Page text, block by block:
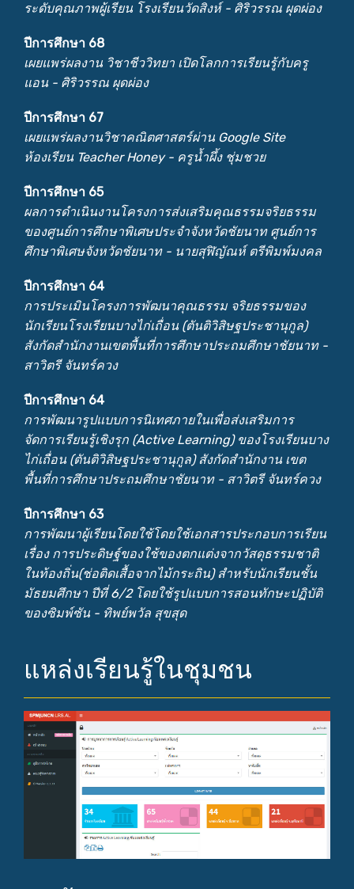
ระดับคุณภาพผู้เรียน โรงเรียนวัดสิงห์ - ศิริวรรณ ผุดผ่อง
ปีการศึกษา 68
เผยแพร่ผลงาน วิชาชีววิทยา เปิดโลกการเรียนรู้กับครู
แอน - ศิริวรรณ ผุดผ่อง
ปีการศึกษา 67
เผยแพร่ผลงานวิชาคณิตศาสตร์ผ่าน Google Site
ห้องเรียน Teacher Honey - ครูน้ำผึ้ง ชุ่มชวย
ปีการศึกษา 65
ผลการดำเนินงานโครงการส่งเสริมคุณธรรมจริยธรรม
ของศูนย์การศึกษาพิเศษประจำจังหวัดชัยนาท ศูนย์การ
ศึกษาพิเศษจังหวัดชัยนาท - นายสุฬิญัณห์ ตรีพิมพ์มงคล
ปีการศึกษา 64
การประเมินโครงการพัฒนาคุณธรรม จริยธรรมของ
นักเรียนโรงเรียนบางไก่เถื่อน (ตันติวิสิษฐประชานุกูล)
สังกัดสำนักงานเขตพื้นที่การศึกษาประถมศึกษาชัยนาท -
สาวิตรี จันทร์ควง
ปีการศึกษา 64
การพัฒนารูปแบบการนิเทศภายในเพื่อส่งเสริมการ
จัดการเรียนรู้เชิงรุก (Active Learning) ของโรงเรียนบาง
ไก่เถื่อน (ตันติวิสิษฐประชานุกูล) สังกัดสำนักงาน เขต
พื้นที่การศึกษาประถมศึกษาชัยนาท - สาวิตรี จันทร์ควง
ปีการศึกษา 63
การพัฒนาผู้เรียนโดยใช้โดยใช้เอกสารประกอบการเรียน
เรื่อง การประดิษฐ์ของใช้ของตกแต่งจากวัสดุธรรมชาติ
ในท้องถิ่น(ช่อติดเสื้อจากไม้กระถิน) สำหรับนักเรียนชั้น
มัธยมศึกษา ปีที่ 6/2 โดยใช้รูปแบบการสอนทักษะปฏิบัติ
ของซิมพ์ซัน - ทิพย์พวัล สุขสุด
แหล่งเรียนรู้ในชุมชน